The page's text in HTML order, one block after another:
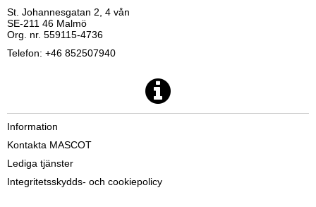
St. Johannesgatan 2, 4 vån
SE-211 46 Malmö
Org. nr. 559115-4736
Telefon: +46 852507940
Information
Kontakta MASCOT
Lediga tjänster
Integritetsskydds- och cookiepolicy